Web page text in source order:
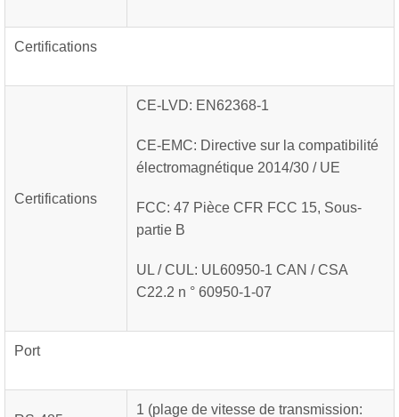
Certifications
Certifications
CE-LVD: EN62368-1
CE-EMC: Directive sur la compatibilité
électromagnétique 2014/30 / UE
FCC: 47 Pièce CFR FCC 15, Sous-
partie B
UL / CUL: UL60950-1 CAN / CSA
C22.2 n ° 60950-1-07
Port
1 (plage de vitesse de transmission: